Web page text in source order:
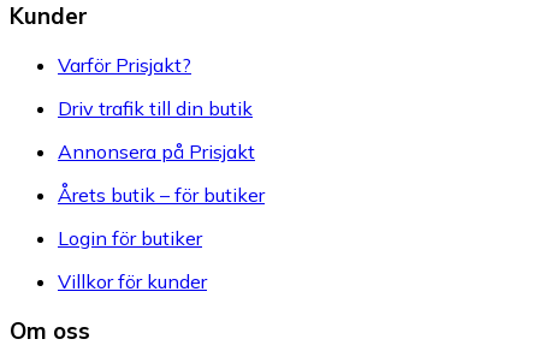
Kunder
Varför Prisjakt?
Driv trafik till din butik
Annonsera på Prisjakt
Årets butik – för butiker
Login för butiker
Villkor för kunder
Om oss